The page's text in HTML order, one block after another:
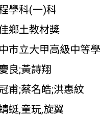
學科(一)科
鄉土教材獎
市立大甲高級中等
良;黃詩翔
甫;蔡名皓;洪惠紋
蜓,童玩,旋翼